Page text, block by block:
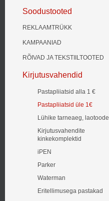
Soodustooted
REKLAAMTRÜKK
KAMPAANIAD
RÕIVAD JA TEKSTIILTOOTED
Kirjutusvahendid
Pastapliiatsid alla 1 €
Pastapliiatsid üle 1€
Lühike tarneaeg, laotoode
Kirjutusvahendite
kinkekomplektid
iPEN
Parker
Waterman
Eritellimusega pastakad